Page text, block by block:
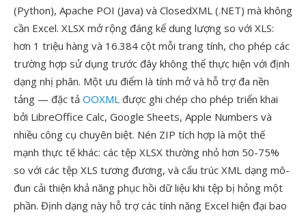
(Python), Apache POI (Java) và ClosedXML (.NET) mà không
cần Excel. XLSX mở rộng đáng kể dung lượng so với XLS:
hơn 1 triệu hàng và 16.384 cột mỗi trang tính, cho phép các
trường hợp sử dụng trước đây không thể thực hiện với định
dạng nhị phân. Một ưu điểm là tính mở và hỗ trợ đa nền
tảng — đặc tả OOXML được ghi chép cho phép triển khai
bởi LibreOffice Calc, Google Sheets, Apple Numbers và
nhiều công cụ chuyên biệt. Nén ZIP tích hợp là một thế
mạnh thực tế khác: các tệp XLSX thường nhỏ hơn 50-75%
so với các tệp XLS tương đương, và cấu trúc XML dạng mô-
đun cải thiện khả năng phục hồi dữ liệu khi tệp bị hỏng một
phần. Định dạng này hỗ trợ các tính năng Excel hiện đại bao